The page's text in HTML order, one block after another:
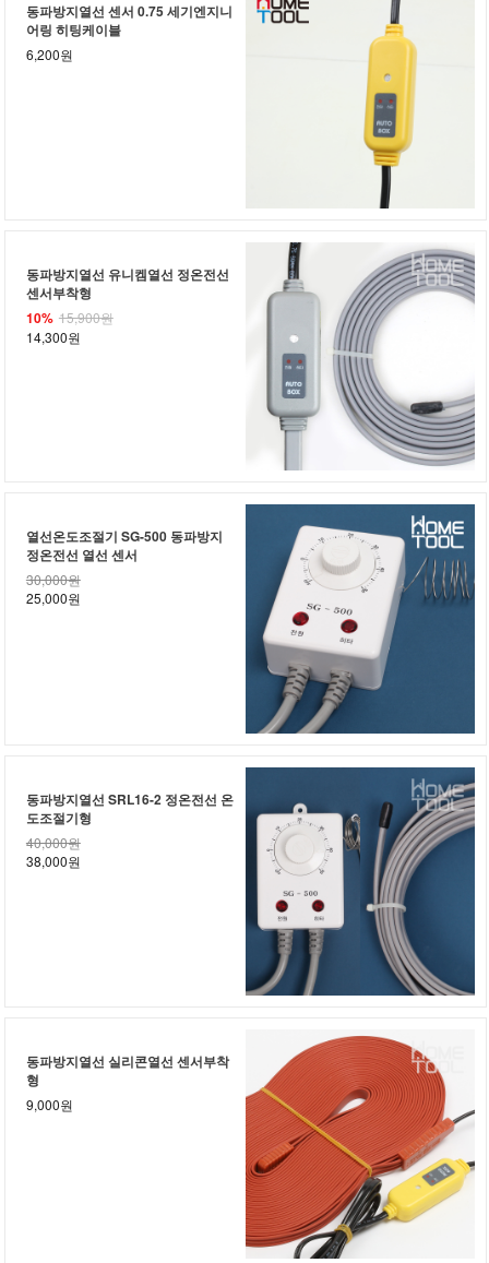
동파방지열선 센서 0.75 세기엔지니
어링 히팅케이블
6,200원
동파방지열선 유니켐열선 정온전선
센서부착형
10% 15,900원
14,300원
열선온도조절기 SG-500 동파방지
정온전선 열선 센서
30,000원
25,000원
동파방지열선 SRL16-2 정온전선 온
도조절기형
40,000원
38,000원
동파방지열선 실리콘열선 센서부착
형
9,000원